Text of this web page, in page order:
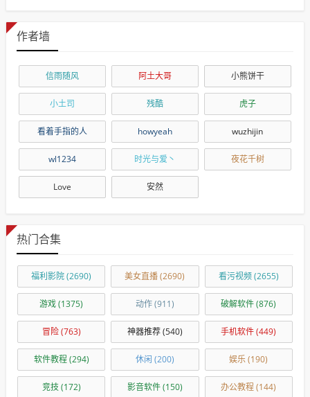
作者墙
信雨随风 阿土大哥 小熊饼干
小土司 残酷 虎子
看着手指的人 howyeah wuzhijin
wl1234 时光与爱丶 夜花千树
Love 安然
热门合集
福利影院(2690) 美女直播(2690) 看污视频(2655)
游戏(1375) 动作(911) 破解软件(876)
冒险(763) 神器推荐(540) 手机软件(449)
软件教程(294) 休闲 (200) 娱乐(190)
竞技(172) 影音软件(150) 办公教程(144)